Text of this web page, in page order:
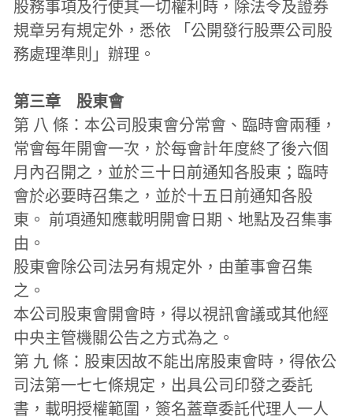
股務事項及行使其一切權利時，除法令及證券
規章另有規定外，悉依 「公開發行股票公司股
務處理準則」辦理。
第三章　股東會
第 八 條：本公司股東會分常會、臨時會兩種，
常會每年開會一次，於每會計年度終了後六個
月內召開之，並於三十日前通知各股東；臨時
會於必要時召集之，並於十五日前通知各股
東。 前項通知應載明開會日期、地點及召集事
由。
股東會除公司法另有規定外，由董事會召集
之。
本公司股東會開會時，得以視訊會議或其他經
中央主管機關公告之方式為之。
第 九 條：股東因故不能出席股東會時，得依公
司法第一七七條規定，出具公司印發之委託
書，載明授權範圍，簽名蓋章委託代理人一人